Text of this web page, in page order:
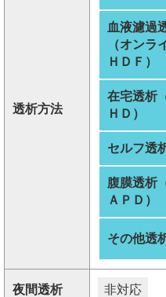
透析方法
血液濾過
（オンラ
ＨＤＦ）
在宅透析
ＨＤ）
セルフ透
腹膜透析
ＡＰＤ）
その他透
夜間透析 非対応